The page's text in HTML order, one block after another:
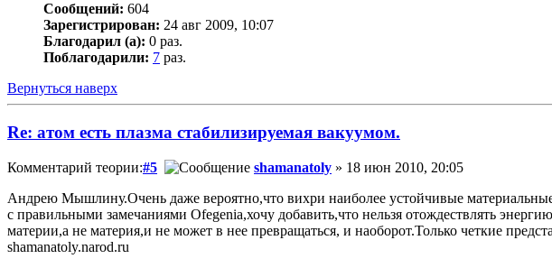
Сообщений: 604
Зарегистрирован: 24 авг 2009, 10:07
Благодарил (а): 0 раз.
Поблагодарили: 7 раз.
Вернуться наверх
Re: атом есть плазма стабилизируемая вакуумом.
Комментарий теории:#5 shamanatoly » 18 июн 2010, 20:05
Андрею Мышлину.Очень даже вероятно,что вихри наиболее устойчивые
с правильными замечаниями Ofegenia,хочу добавить,что нельзя отождествлять
материи,а не материя,и не может в нее превращаться, и наоборот.Только четкие
shamanatoly.narod.ru